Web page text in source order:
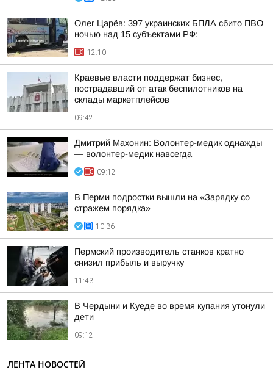
Олег Царёв: 397 украинских БПЛА сбито ПВО
ночью над 15 субъектами РФ:
12:10
Краевые власти поддержат бизнес,
пострадавший от атак беспилотников на
склады маркетплейсов
09:42
Дмитрий Махонин: Волонтер-медик однажды
— волонтер-медик навсегда
09:12
В Перми подростки вышли на «Зарядку со
стражем порядка»
10:36
Пермский производитель станков кратно
снизил прибыль и выручку
11:43
В Чердыни и Куеде во время купания утонули
дети
09:12
ЛЕНТА НОВОСТЕЙ